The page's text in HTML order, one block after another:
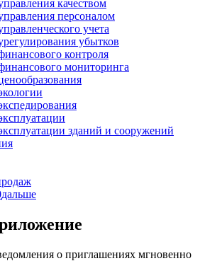
качеством
персоналом
учета
убытков
контроля
мониторинга
зданий и сооружений
дальше
о приглашениях мгновенно